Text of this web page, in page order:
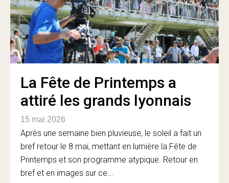
La Fête de Printemps a
attiré les grands lyonnais
15 mai 2026
Après une semaine bien pluvieuse, le soleil a fait un
bref retour le 8 mai, mettant en lumière la Fête de
Printemps et son programme atypique. Retour en
bref et en images sur ce...